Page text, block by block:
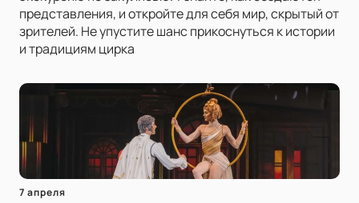
представления, и откройте для себя мир, скрытый от
зрителей. Не упустите шанс прикоснуться к истории
и традициям цирка
7 апреля